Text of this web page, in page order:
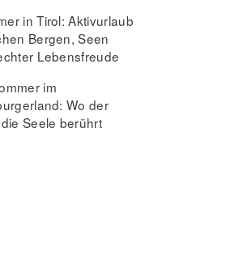
in Tirol: Aktivurlaub
Bergen, Seen
Lebensfreude
im
Wo der
Seele berührt